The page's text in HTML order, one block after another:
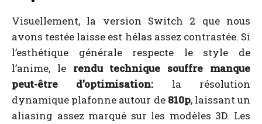
Visuellement, la version Switch 2 que nous
avons testée laisse est hélas assez contrastée. Si
l’esthétique générale respecte le style de
l’anime, le rendu technique souffre manque
peut-être d’optimisation: la résolution
dynamique plafonne autour de 810p, laissant un
aliasing assez marqué sur les modèles 3D. Les